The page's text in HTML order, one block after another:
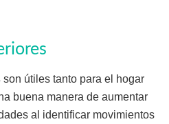
son útiles tanto para el hogar
buena manera de aumentar
al identificar movimientos